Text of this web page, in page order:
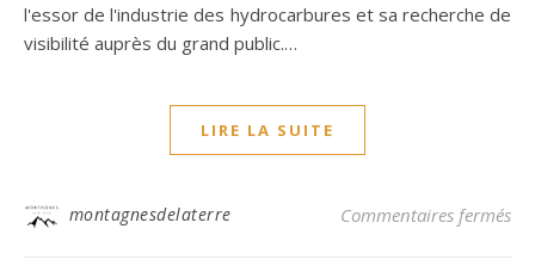
l'essor de l'industrie des hydrocarbures et sa recherche de
visibilité auprès du grand public.…
LIRE LA SUITE
montagnesdelaterre Commentaires fermés